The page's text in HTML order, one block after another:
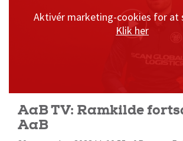
Aktivér marketing-cookies for at
Klik her
AaB TV: Ramkilde
AaB